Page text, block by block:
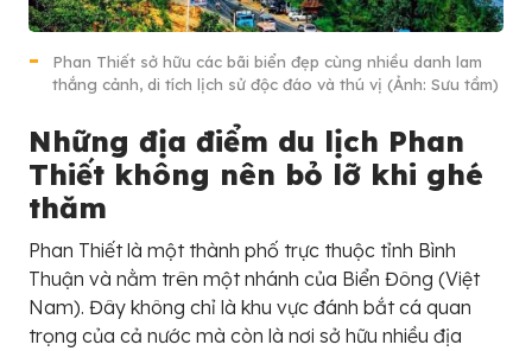
Phan Thiết sở hữu các bãi biển đẹp cùng nhiều danh lam
thắng cảnh, di tích lịch sử độc đáo và thú vị (Ảnh: Sưu tầm)
Những địa điểm du lịch Phan
Thiết không nên bỏ lỡ khi ghé
thăm
Phan Thiết là một thành phố trực thuộc tỉnh Bình
Thuận và nằm trên một nhánh của Biển Đông (Việt
Nam). Đây không chỉ là khu vực đánh bắt cá quan
trọng của cả nước mà còn là nơi sở hữu nhiều địa